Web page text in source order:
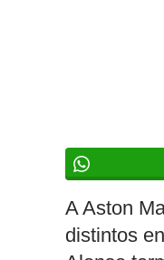
A Aston
distintos